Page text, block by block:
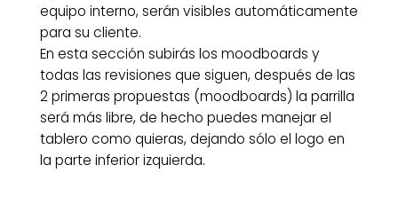
equipo interno, serán visibles automáticamente
para su cliente.
En esta sección subirás los moodboards y
todas las revisiones que siguen, después de las
2 primeras propuestas (moodboards) la parrilla
será más libre, de hecho puedes manejar el
tablero como quieras, dejando sólo el logo en
la parte inferior izquierda.